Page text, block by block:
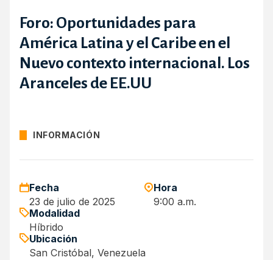
Foro: Oportunidades para
América Latina y el Caribe en el
Nuevo contexto internacional. Los
Aranceles de EE.UU
INFORMACIÓN
Fecha
23 de julio de 2025
Hora
9:00 a.m.
Modalidad
Híbrido
Ubicación
San Cristóbal, Venezuela